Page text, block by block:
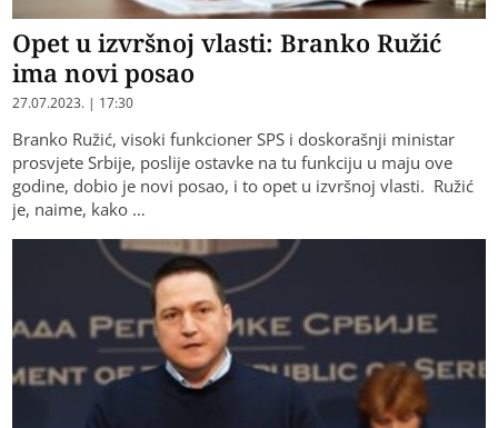
Opet u izvršnoj vlasti: Branko Ružić
ima novi posao
27.07.2023. | 17:30
Branko Ružić, visoki funkcioner SPS i doskorašnji ministar
prosvjete Srbije, poslije ostavke na tu funkciju u maju ove
godine, dobio je novi posao, i to opet u izvršnoj vlasti. Ružić
je, naime, kako …